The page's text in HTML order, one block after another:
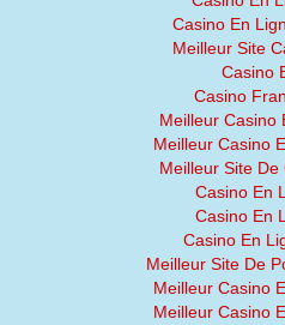
Casino En
Meilleur Site
Casino
Casino
Meilleur Casino
Meilleur Casino
Meilleur Site
Casino En
Casino En
Casino En
Meilleur Site De
Meilleur Casino
Meilleur Casino